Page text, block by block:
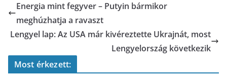
Energia mint fegyver – Putyin bármikor
meghúzhatja a ravaszt
Lengyel lap: Az USA már kivéreztette Ukrajnát, most
Lengyelország következik
Most érkezett: